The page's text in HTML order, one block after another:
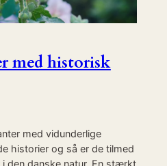
med historisk
med vidunderlige
historier og så er de tilmed
den danske natur. En stærkt